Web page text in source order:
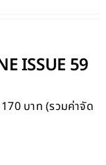
ISSUE 59
170 บาท (รวมค่าจัด